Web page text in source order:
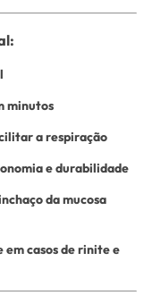
minutos
a respiração
e durabilidade
da mucosa
em casos de rinite e